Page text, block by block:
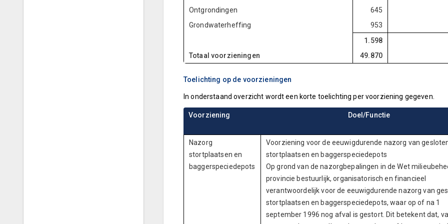
Ontgrondingen
645
Grondwaterheffing
953
1.598
Totaal voorzieningen
49.870
Toelichting op de voorzieningen
In onderstaand overzicht wordt een korte toelichting per voorziening gegeven.
Voorziening Doel/Functie
Nazorg
stortplaatsen en
baggerspeciedepots
Voorziening voor de eeuwigdurende nazorg van
stortplaatsen en baggerspeciedepots
Op grond van de nazorgbepalingen in de Wet
provincie bestuurlijk, organisatorisch en financieel
verantwoordelijk voor de eeuwigdurende nazorg van
stortplaatsen en baggerspeciedepots, waar op of na 1
september 1996 nog afval is gestort. Dit betekent dat,